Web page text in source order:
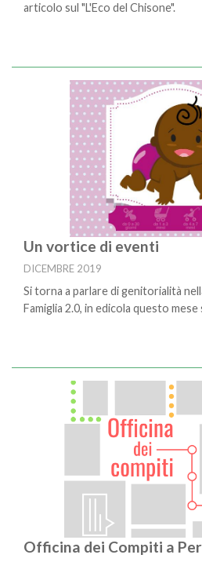
articolo sul "L'Eco del Chisone".
Un vortice di eventi
DICEMBRE 2019
Si torna a parlare di genitorialità
Famiglia 2.0, in edicola questo mese
Officina dei Compiti a